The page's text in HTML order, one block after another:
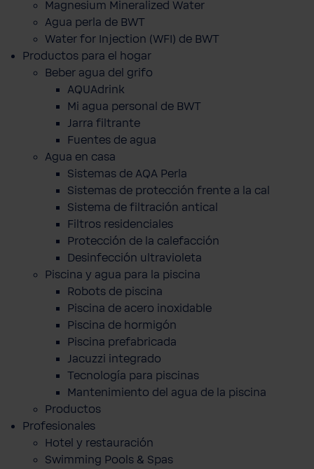
Magnesium Mineralized Water
Agua perla de BWT
Water for Injection (WFI) de BWT
Productos para el hogar
Beber agua del grifo
AQUAdrink
Mi agua personal de BWT
Jarra filtrante
Fuentes de agua
Agua en casa
Sistemas de AQA Perla
Sistemas de protección frente a la cal
Sistema de filtración antical
Filtros residenciales
Protección de la calefacción
Desinfección ultravioleta
Piscina y agua para la piscina
Robots de piscina
Piscina de acero inoxidable
Piscina de hormigón
Piscina prefabricada
Jacuzzi integrado
Tecnología para piscinas
Mantenimiento del agua de la piscina
Productos
Profesionales
Hotel y restauración
Swimming Pools & Spas